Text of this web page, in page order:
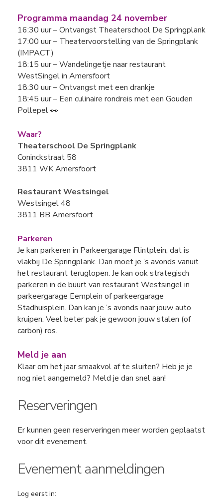
Programma maandag 24 november
16:30 uur – Ontvangst Theaterschool De Springplank
17:00 uur – Theatervoorstelling van de Springplank
(IMPACT)
18:15 uur – Wandelingetje naar restaurant
WestSingel in Amersfoort
18:30 uur – Ontvangst met een drankje
18:45 uur – Een culinaire rondreis met een Gouden
Pollepel 👀
Waar?
Theaterschool De Springplank
Coninckstraat 58
3811 WK Amersfoort
Restaurant Westsingel
Westsingel 48
3811 BB Amersfoort
Parkeren
Je kan parkeren in Parkeergarage Flintplein, dat is
vlakbij De Springplank. Dan moet je ’s avonds vanuit
het restaurant teruglopen. Je kan ook strategisch
parkeren in de buurt van restaurant Westsingel in
parkeergarage Eemplein of parkeergarage
Stadhuisplein. Dan kan je ’s avonds naar jouw auto
kruipen. Veel beter pak je gewoon jouw stalen (of
carbon) ros.
Meld je aan
Klaar om het jaar smaakvol af te sluiten? Heb je je
nog niet aangemeld? Meld je dan snel aan!
Reserveringen
Er kunnen geen reserveringen meer worden geplaatst
voor dit evenement.
Evenement aanmeldingen
Log eerst in: